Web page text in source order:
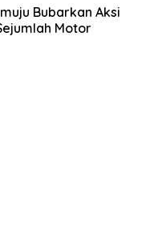
Bubarkan Aksi
Motor